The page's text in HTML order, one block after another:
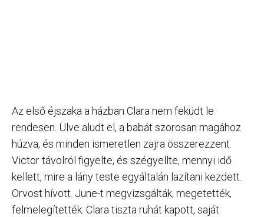
Az első éjszaka a házban Clara nem feküdt le
rendesen. Ülve aludt el, a babát szorosan magához
húzva, és minden ismeretlen zajra összerezzent.
Victor távolról figyelte, és szégyellte, mennyi idő
kellett, mire a lány teste egyáltalán lazítani kezdett.
Orvost hívott. June-t megvizsgálták, megetették,
felmelegítették. Clara tiszta ruhát kapott, saját